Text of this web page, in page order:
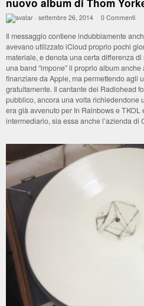
nuovo album di Thom
· settembre 26, 2014 · 0 Commenti ·
Il messaggio contiene indubbiamente
avevano utilizzato iCloud proprio pochi
materiale, e denota una certa differenza
una band “impone” il proprio album
finanziare da Apple, ma permettendo agli
gratuitamente. Il cantante dei Radiohead
pubblico, ancora una volta richiedendone
era già avvenuto per In Rainbows e
intermediario, sia essa anche l’azienda di